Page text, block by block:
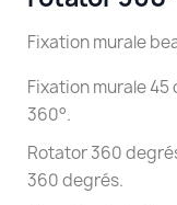
Fixation murale
Fixation murale
360°.
Rotator 360
360 degrés.